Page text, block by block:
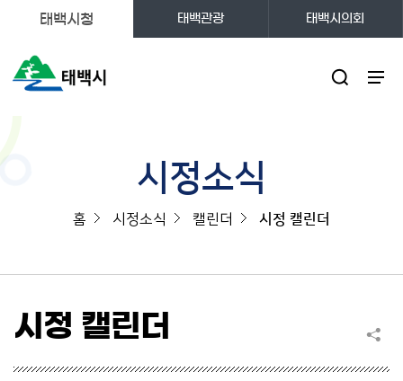
태백시청 태백관광 태백시의회
시정소식
홈 시정소식 캘린더 시정 캘린더
시정 캘린더